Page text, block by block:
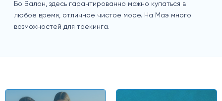
Бо Валон, здесь гарантированно можно купаться в
любое время, отличное чистое море. На Маэ много
возможностей для трекинга.